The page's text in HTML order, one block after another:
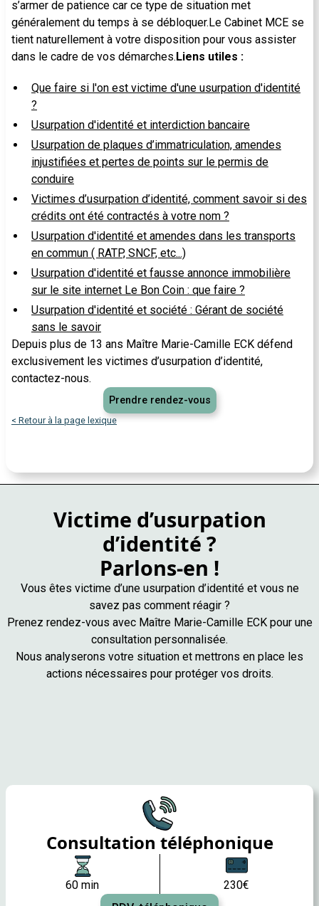
s’armer de patience car ce type de situation met
généralement du temps à se débloquer.Le Cabinet MCE se
tient naturellement à votre disposition pour vous assister
dans le cadre de vos démarches.Liens utiles :
Que faire si l'on est victime d'une usurpation d'identité
?
Usurpation d'identité et interdiction bancaire
Usurpation de plaques d’immatriculation, amendes
injustifiées et pertes de points sur le permis de
conduire
Victimes d’usurpation d’identité, comment savoir si des
crédits ont été contractés à votre nom ?
Usurpation d'identité et amendes dans les transports
en commun ( RATP, SNCF, etc...)
Usurpation d'identité et fausse annonce immobilière
sur le site internet Le Bon Coin : que faire ?
Usurpation d'identité et société : Gérant de société
sans le savoir
Depuis plus de 13 ans Maître Marie-Camille ECK défend
exclusivement les victimes d’usurpation d’identité,
contactez-nous.
Prendre rendez-vous
< Retour à la page lexique
Victime d’usurpation
d’identité ?
Parlons-en !
Vous êtes victime d’une usurpation d’identité et vous ne
savez pas comment réagir ?
Prenez rendez-vous avec Maître Marie-Camille ECK pour une
consultation personnalisée.
Nous analyserons votre situation et mettrons en place les
actions nécessaires pour protéger vos droits.
Consultation téléphonique
60 min
230€